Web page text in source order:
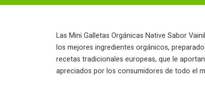
Las Mini Galletas Orgánicas Native Sabor
los mejores ingredientes orgánicos,
recetas tradicionales europeas, que le
apreciados por los consumidores de todo el